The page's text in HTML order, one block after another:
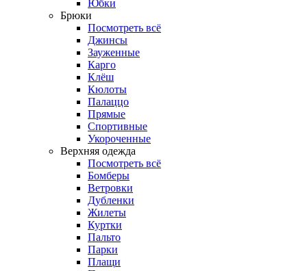
Юбки
Брюки
Посмотреть всё
Джинсы
Зауженные
Карго
Клёш
Кюлоты
Палаццо
Прямые
Спортивные
Укороченные
Верхняя одежда
Посмотреть всё
Бомберы
Ветровки
Дубленки
Жилеты
Куртки
Пальто
Парки
Плащи